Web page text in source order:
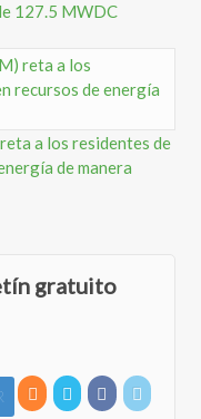
127.5 MWDC
a los residentes de
de manera
gratuito